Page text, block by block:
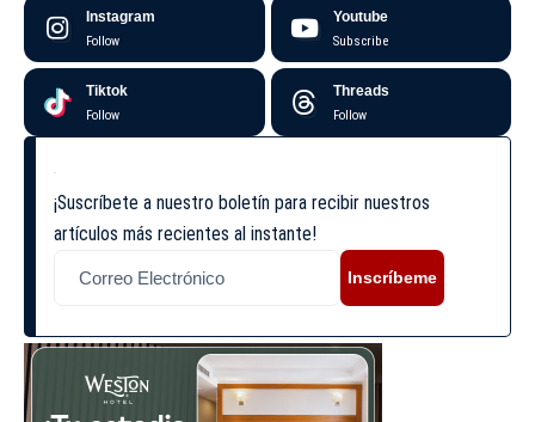
Instagram
Follow
Youtube
Subscribe
Tiktok
Follow
Threads
Follow
¡Suscríbete a nuestro boletín para recibir nuestros
artículos más recientes al instante!
Inscríbeme